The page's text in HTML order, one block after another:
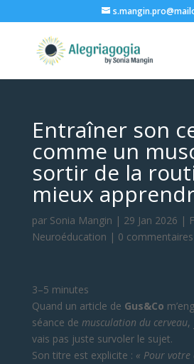
Entraîner son
comme un
sortir de la
mieux
par Sonia Mangin | 29 Jan 2026 |
Neuroéducation | 0 commentaires
3–5 minutes
Quand un article de Gus&Co
séance de musculation du cerveau,
vais pas juste survoler le sujet.
Son titre est explicite : « Pour votre